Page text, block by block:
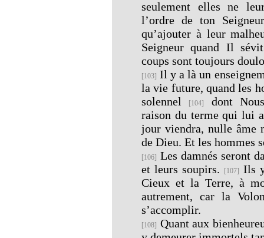
seulement elles ne
l’ordre de ton
qu’ajouter à leur
Seigneur quand Il
coups sont toujours
[103] Il y a là un
la vie future, quand les
solennel
[104]
dont
raison du terme qui lui
jour viendra, nulle âme
de Dieu. Et les hommes
[106] Les damnés seront
et leurs soupirs.
[107] Ils
Cieux et la Terre, à
autrement, car la
s’accomplir.
[108] Quant aux